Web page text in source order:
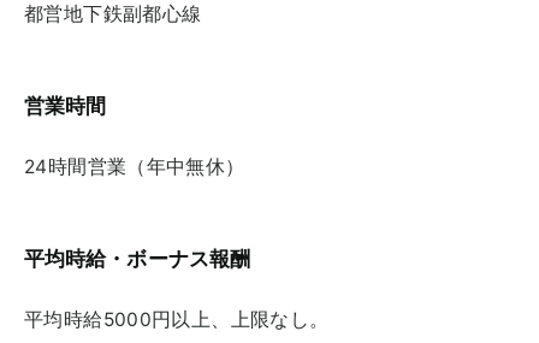
都営地下鉄副都心線
営業時間
24時間営業（年中無休）
平均時給・ボーナス報酬
平均時給5000円以上、上限なし。